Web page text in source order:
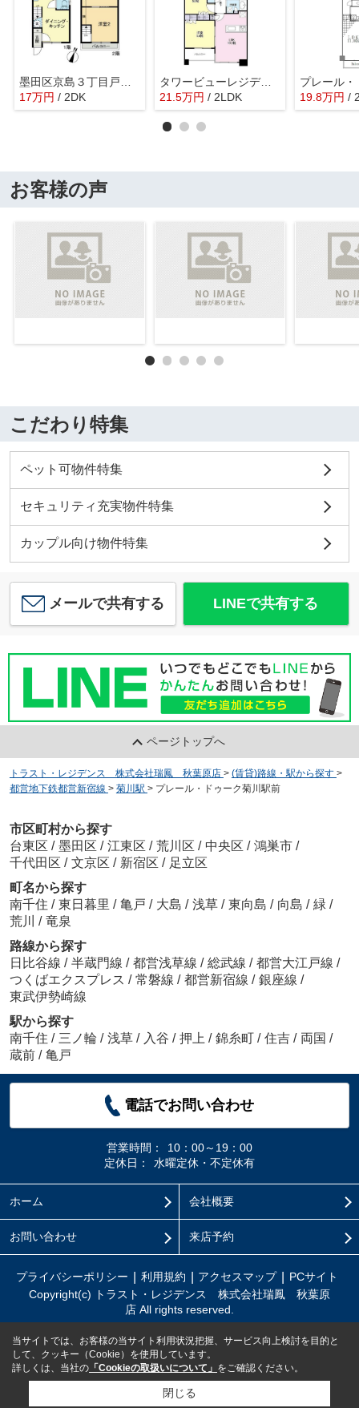
17万円 / 2DK
タワービューレジデンス吾妻橋
21.5万円 / 2LDK 19.8万円 /
お客様の声
こだわり特集
ペット可物件特集
セキュリティ充実物件特集
カップル向け物件特集
メールで共有する LINEで共有する
ページトップへ
トラスト・レジデンス 株式会社瑞鳳 秋葉原店 > (賃貸)路線・駅から探す >
都営地下鉄都営新宿線 > 菊川駅 > プレール・ドゥーク菊川駅前
市区町村から探す
台東区 / 墨田区 / 江東区 / 荒川区 / 中央区 / 鴻巣市 /
千代田区 / 文京区 / 新宿区 / 足立区
町名から探す
南千住 / 東日暮里 / 亀戸 / 大島 / 浅草 / 東向島 / 向島 / 緑 /
荒川 / 竜泉
路線から探す
日比谷線 / 半蔵門線 / 都営浅草線 / 総武線 / 都営大江戸線 /
つくばエクスプレス / 常磐線 / 都営新宿線 / 銀座線 /
東武伊勢崎線
駅から探す
南千住 / 三ノ輪 / 浅草 / 入谷 / 押上 / 錦糸町 / 住吉 / 両国 /
蔵前 / 亀戸
電話でお問い合わせ
営業時間：
10：00～19：00
定休日：
水曜定休・不定休有
ホーム 会社概要
お問い合わせ 来店予約
プライバシーポリシー 利用規約 アクセスマップ
PCサイト
Copyright(c) トラスト・レジデンス 株式会社瑞鳳 秋葉原
店 All rights reserved.
当サイトでは、お客様の当サイト利用状況把握、サービス向上検討を目的と
して、クッキー（Cookie）を使用しています。
詳しくは、当社の 「Cookieの取扱いについて」 をご確認ください。
閉じる